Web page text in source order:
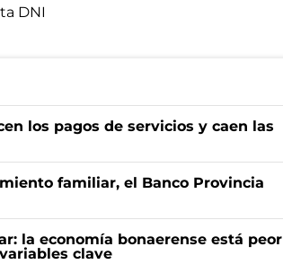
DNI
los pagos de servicios y caen las
familiar, el Banco Provincia
la economía bonaerense está peor
clave